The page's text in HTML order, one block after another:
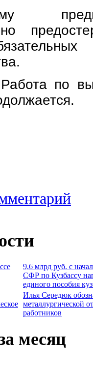
9,6 млрд руб. с
СФР по Кузбассу
единого пособия
Илья Середюк
металлургической
работников
месяц